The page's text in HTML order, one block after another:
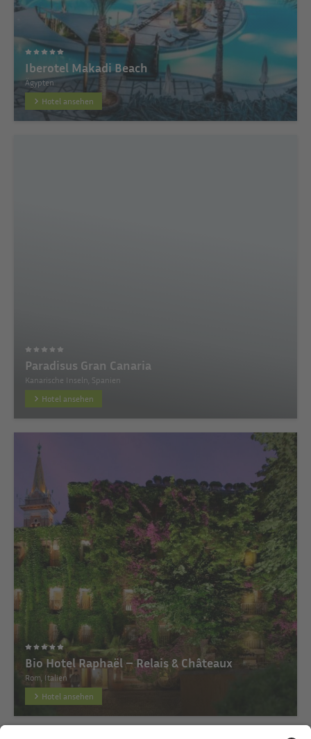
Iberotel Makadi Beach
Ägypten
Hotel ansehen
Paradisus Gran Canaria
Kanarische Inseln, Spanien
Hotel ansehen
Bio Hotel Raphaël – Relais & Châteaux
Rom, Italien
Hotel ansehen